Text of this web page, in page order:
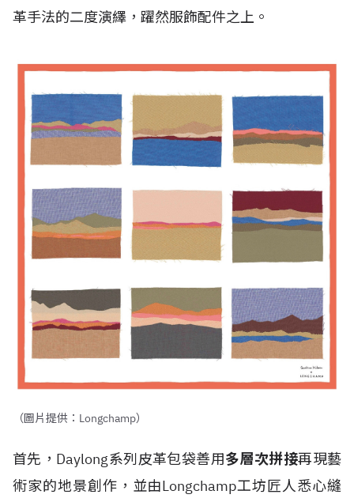
革手法的二度演繹，躍然服飾配件之上。
（圖片提供：Longchamp）
首先，Daylong系列皮革包袋善用多層次拼接再現藝
術家的地景創作，並由Longchamp工坊匠人悉心縫